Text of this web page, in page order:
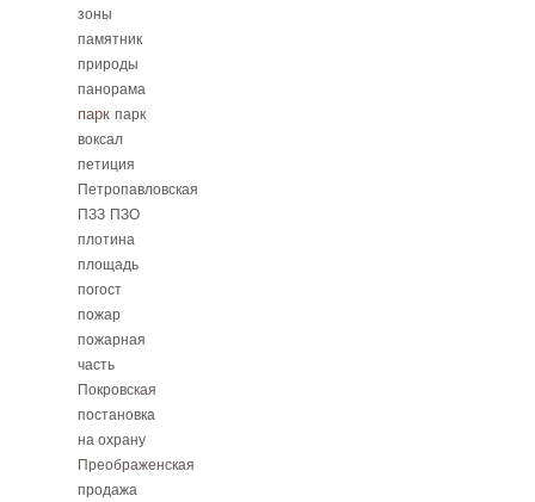
зоны
памятник
природы
панорама
парк парк
воксал
петиция
Петропавловская
ПЗЗ ПЗО
плотина
площадь
погост
пожар
пожарная
часть
Покровская
постановка
на охрану
Преображенская
продажа